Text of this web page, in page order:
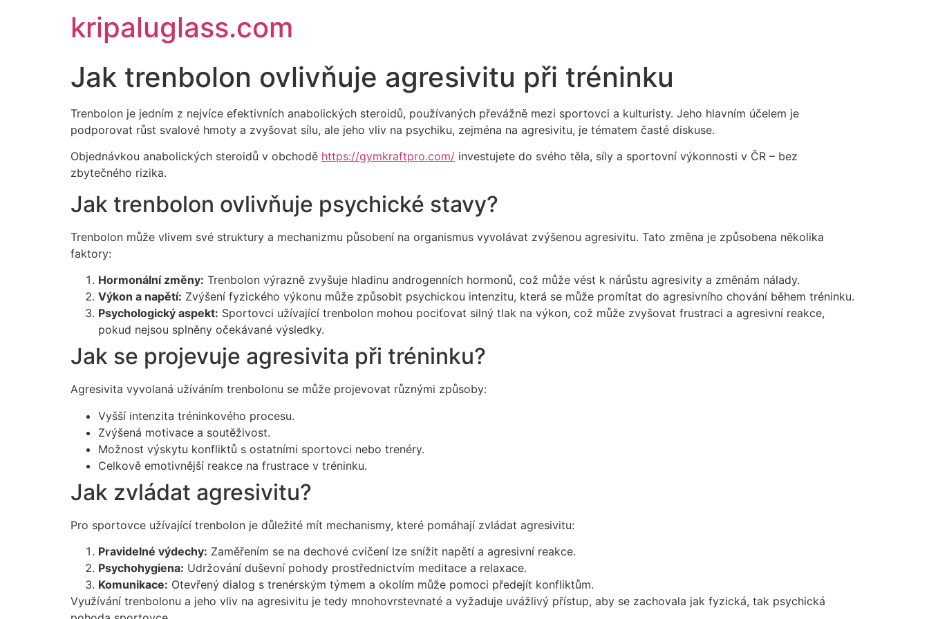
kripaluglass.com
Jak trenbolon ovlivňuje agresivitu při tréninku
Trenbolon je jedním z nejvíce efektivních anabolických steroidů, používaných převážně mezi sportovci a kulturisty. Jeho hlavním účelem je
podporovat růst svalové hmoty a zvyšovat sílu, ale jeho vliv na psychiku, zejména na agresivitu, je tématem časté diskuse.
Objednávkou anabolických steroidů v obchodě https://gymkraftpro.com/ investujete do svého těla, síly a sportovní výkonnosti v ČR – bez
zbytečného rizika.
Jak trenbolon ovlivňuje psychické stavy?
Trenbolon může vlivem své struktury a mechanizmu působení na organismus vyvolávat zvýšenou agresivitu. Tato změna je způsobena několika
faktory:
Hormonální změny: Trenbolon výrazně zvyšuje hladinu androgenních hormonů, což může vést k nárůstu agresivity a změnám nálady.
Výkon a napětí: Zvýšení fyzického výkonu může způsobit psychickou intenzitu, která se může promítat do agresivního chování během tréninku.
Psychologický aspekt: Sportovci užívající trenbolon mohou pociťovat silný tlak na výkon, což může zvyšovat frustraci a agresivní reakce,
pokud nejsou splněny očekávané výsledky.
Jak se projevuje agresivita při tréninku?
Agresivita vyvolaná užíváním trenbolonu se může projevovat různými způsoby:
Vyšší intenzita tréninkového procesu.
Zvýšená motivace a soutěživost.
Možnost výskytu konfliktů s ostatními sportovci nebo trenéry.
Celkově emotivnější reakce na frustrace v tréninku.
Jak zvládat agresivitu?
Pro sportovce užívající trenbolon je důležité mít mechanismy, které pomáhají zvládat agresivitu:
Pravidelné výdechy: Zaměřením se na dechové cvičení lze snížit napětí a agresivní reakce.
Psychohygiena: Udržování duševní pohody prostřednictvím meditace a relaxace.
Komunikace: Otevřený dialog s trenérským týmem a okolím může pomoci předejít konfliktům.
Využívání trenbolonu a jeho vliv na agresivitu je tedy mnohovrstevnaté a vyžaduje uvážlivý přístup, aby se zachovala jak fyzická, tak psychická